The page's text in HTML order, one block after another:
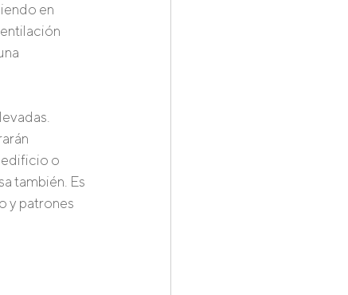
en
edificio o
también. Es
y patrones